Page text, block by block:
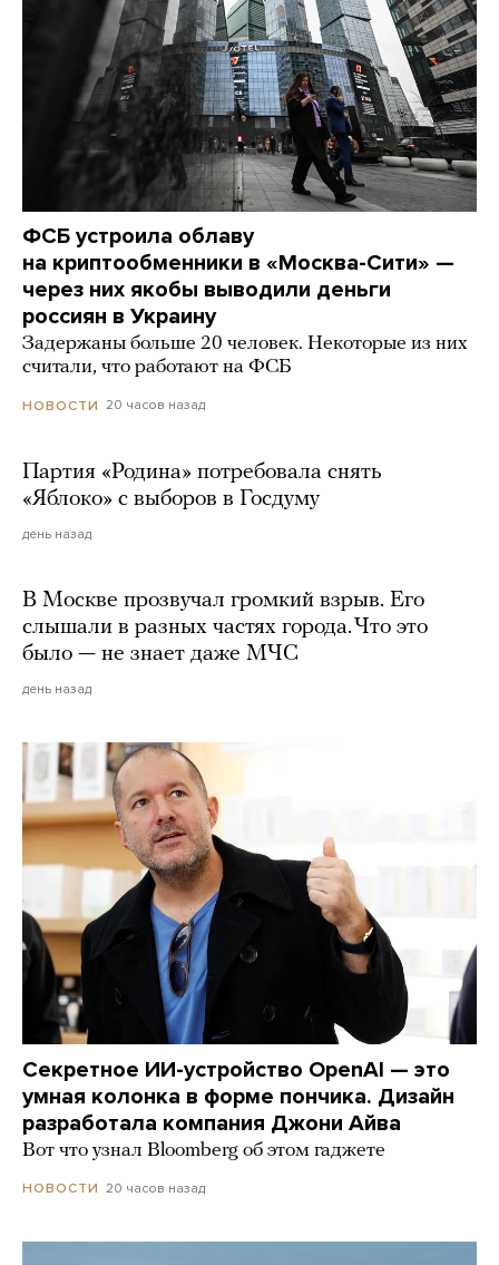
ФСБ устроила облаву
на криптообменники в «Москва-Сити» —
через них якобы выводили деньги
россиян в Украину
Задержаны больше 20 человек. Некоторые из них
считали, что работают на ФСБ
НОВОСТИ 20 часов назад
Партия «Родина» потребовала снять
«Яблоко» с выборов в Госдуму
день назад
В Москве прозвучал громкий взрыв. Его
слышали в разных частях города. Что это
было — не знает даже МЧС
день назад
Секретное ИИ-устройство OpenAI — это
умная колонка в форме пончика. Дизайн
разработала компания Джони Айва
Вот что узнал Bloomberg об этом гаджете
НОВОСТИ 20 часов назад